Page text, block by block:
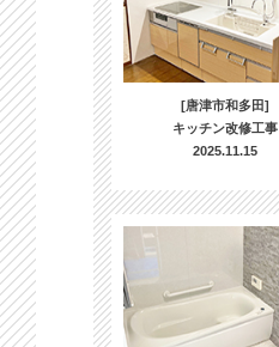
[唐津市和多田]
キッチン改修工事
2025.11.15